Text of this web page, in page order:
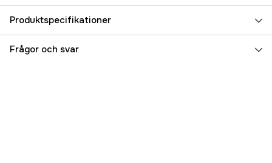
Produktspecifikationer
Referensnummer 5000018740
Frågor och svar